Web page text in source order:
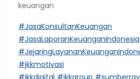
keuangan
#JasaKonsultanKeuangan
#JasaLaporanKeuanganIndonesia
#jkkmotivasi
#jkkdigital #jkkgroup